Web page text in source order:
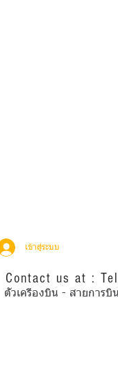
เข้าสู่ระบบ
Contact us at :
ตั๋วเครื่องบิน - สายการ